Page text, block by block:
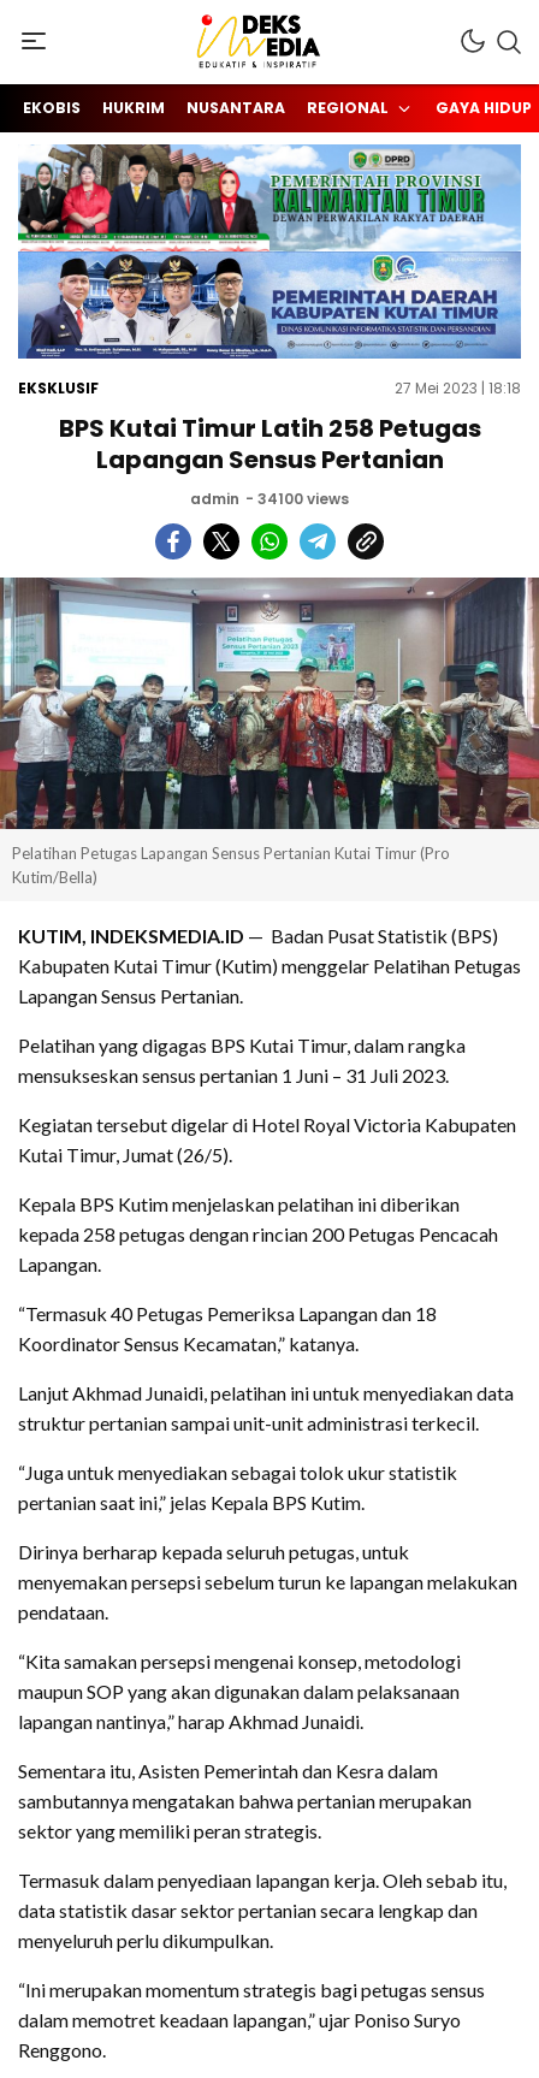
INDEKS MEDIA KALTIM
Berita Hari Ini di Kalimantan Timur (Kaltim)
EKOBIS HUKRIM NUSANTARA REGIONAL GAYA HIDUP
EKSKLUSIF 27 Mei 2023 | 18:18
BPS Kutai Timur Latih 258 Petugas
Lapangan Sensus Pertanian
admin - 34100 views
Pelatihan Petugas Lapangan Sensus Pertanian Kutai Timur (Pro
Kutim/Bella)
KUTIM, INDEKSMEDIA.ID — Badan Pusat Statistik (BPS)
Kabupaten Kutai Timur (Kutim) menggelar Pelatihan Petugas
Lapangan Sensus Pertanian.
Pelatihan yang digagas BPS Kutai Timur, dalam rangka
mensukseskan sensus pertanian 1 Juni – 31 Juli 2023.
Kegiatan tersebut digelar di Hotel Royal Victoria Kabupaten
Kutai Timur, Jumat (26/5).
Kepala BPS Kutim menjelaskan pelatihan ini diberikan
kepada 258 petugas dengan rincian 200 Petugas Pencacah
Lapangan.
“Termasuk 40 Petugas Pemeriksa Lapangan dan 18
Koordinator Sensus Kecamatan,” katanya.
Lanjut Akhmad Junaidi, pelatihan ini untuk menyediakan data
struktur pertanian sampai unit-unit administrasi terkecil.
“Juga untuk menyediakan sebagai tolok ukur statistik
pertanian saat ini,” jelas Kepala BPS Kutim.
Dirinya berharap kepada seluruh petugas, untuk
menyemakan persepsi sebelum turun ke lapangan melakukan
pendataan.
“Kita samakan persepsi mengenai konsep, metodologi
maupun SOP yang akan digunakan dalam pelaksanaan
lapangan nantinya,” harap Akhmad Junaidi.
Sementara itu, Asisten Pemerintah dan Kesra dalam
sambutannya mengatakan bahwa pertanian merupakan
sektor yang memiliki peran strategis.
Termasuk dalam penyediaan lapangan kerja. Oleh sebab itu,
data statistik dasar sektor pertanian secara lengkap dan
menyeluruh perlu dikumpulkan.
“Ini merupakan momentum strategis bagi petugas sensus
dalam memotret keadaan lapangan,” ujar Poniso Suryo
Renggono.